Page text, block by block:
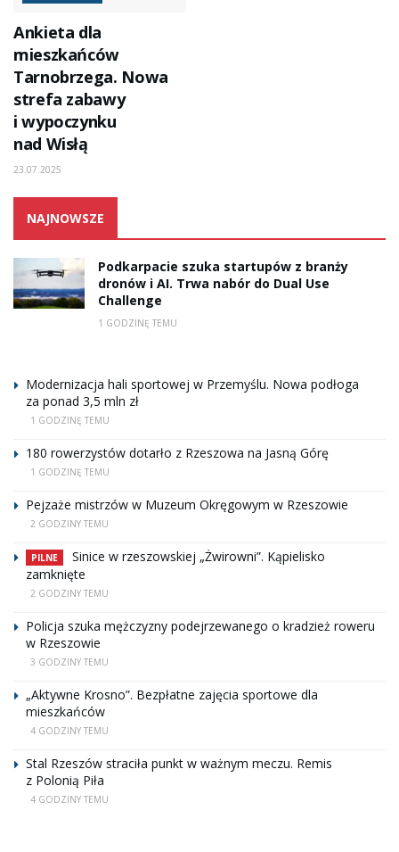
Ankieta dla
mieszkańców
Tarnobrzega. Nowa
strefa zabawy
i wypoczynku
nad Wisłą
23.07.2025
NAJNOWSZE
Podkarpacie szuka startupów z branży
dronów i AI. Trwa nabór do Dual Use
Challenge
1 GODZINĘ TEMU
Modernizacja hali sportowej w Przemyślu. Nowa podłoga
za ponad 3,5 mln zł
1 GODZINĘ TEMU
180 rowerzystów dotarło z Rzeszowa na Jasną Górę
1 GODZINĘ TEMU
Pejzaże mistrzów w Muzeum Okręgowym w Rzeszowie
2 GODZINY TEMU
PILNE
Sinice w rzeszowskiej „Żwirowni”. Kąpielisko
zamknięte
2 GODZINY TEMU
Policja szuka mężczyzny podejrzewanego o kradzież roweru
w Rzeszowie
3 GODZINY TEMU
„Aktywne Krosno”. Bezpłatne zajęcia sportowe dla
mieszkańców
4 GODZINY TEMU
Stal Rzeszów straciła punkt w ważnym meczu. Remis
z Polonią Piła
4 GODZINY TEMU